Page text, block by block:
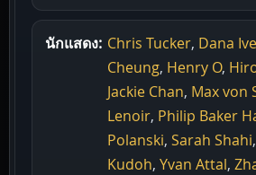
นักแสดง: Chris Tucker, Dana
Cheung, Henry O,
Jackie Chan, Max von
Lenoir, Philip Baker
Polanski, Sarah Shahi,
Kudoh, Yvan Attal,